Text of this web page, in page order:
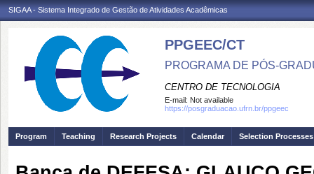
SIGAA - Sistema Integrado de Gestão de Atividades Acadêmicas
PPGEEC/CT
PROGRAMA DE PÓS-
CENTRO DE TECNOLOGIA
E-mail: Not available
https://posgraduacao.ufrn.br/ppgeec
Program Teaching Research Projects Calendar Selection Processes